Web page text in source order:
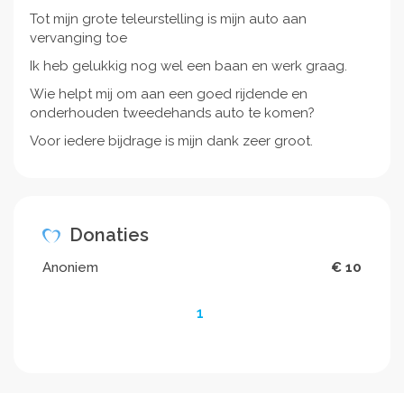
Tot mijn grote teleurstelling is mijn auto aan
vervanging toe
Ik heb gelukkig nog wel een baan en werk graag.
Wie helpt mij om aan een goed rijdende en
onderhouden tweedehands auto te komen?
Voor iedere bijdrage is mijn dank zeer groot.
Donaties
Anoniem € 10
1